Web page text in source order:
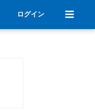
ログイン